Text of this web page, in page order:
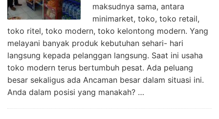
maksudnya sama, antara
minimarket, toko, toko retail,
toko ritel, toko modern, toko kelontong modern. Yang
melayani banyak produk kebutuhan sehari- hari
langsung kepada pelanggan langsung. Saat ini usaha
toko modern terus bertumbuh pesat. Ada peluang
besar sekaligus ada Ancaman besar dalam situasi ini.
Anda dalam posisi yang manakah? …